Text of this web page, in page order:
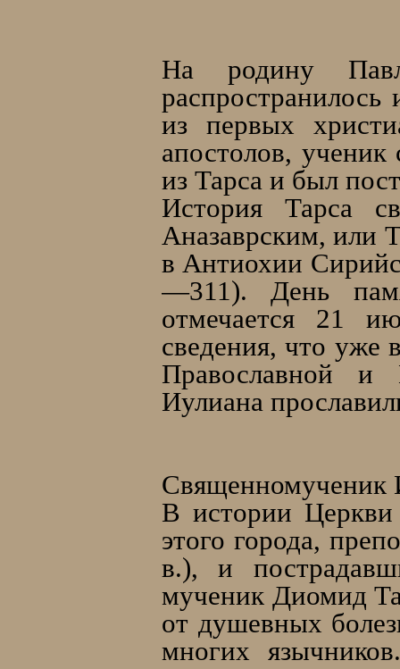
На родину
из первых
апостолов,
из Тарса и был
История Тарса
Аназаврским, или
в Антиохии
—311). День
отмечается 21
сведения, что уже
Православной и
Иулиана
Священномученик
В истории Церкви
этого города,
в.), и
мученик Диомид
от душевных
многих